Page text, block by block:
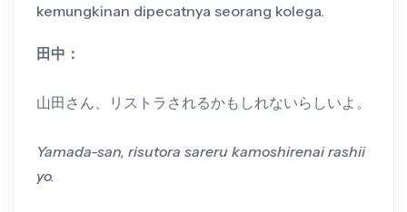
kemungkinan dipecatnya seorang kolega.
田中：
山田さん、リストラされるかもしれないらしいよ。
Yamada-san, risutora sareru kamoshirenai rashii
yo.